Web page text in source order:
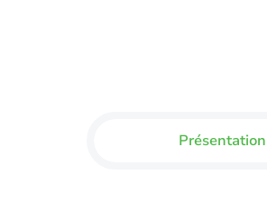
Présentation